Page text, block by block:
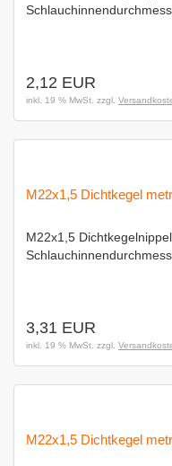
2,12 EUR
inkl. 19 % MwSt. zzgl.
M22x1,5 Dichtkegel
M22x1,5
3,31 EUR
inkl. 19 % MwSt. zzgl.
M22x1,5 Dichtkegel